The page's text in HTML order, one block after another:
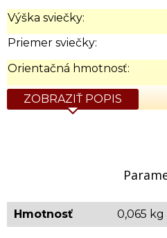
Výška sviečky:
Priemer sviečky:
Orientačná hmotnosť:
ZOBRAZIŤ POPIS
Hmotnosť 0,065 kg